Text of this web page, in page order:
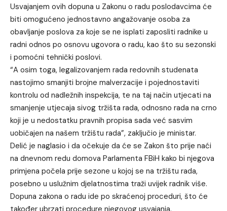
Usvajanjem ovih dopuna u Zakonu o radu poslodavcima će
biti omogućeno jednostavno angažovanje osoba za
obavljanje poslova za koje se ne isplati zaposliti radnike u
radni odnos po osnovu ugovora o radu, kao što su sezonski
i pomoćni tehnički poslovi.
“A osim toga, legalizovanjem rada redovnih studenata
nastojimo smanjiti brojne malverzacije i pojednostaviti
kontrolu od nadležnih inspekcija, te na taj način utjecati na
smanjenje utjecaja sivog tržišta rada, odnosno rada na crno
koji je u nedostatku pravnih propisa sada već sasvim
uobičajen na našem tržištu rada”, zaključio je ministar.
Delić je naglasio i da očekuje da će se Zakon što prije naći
na dnevnom redu domova Parlamenta FBiH kako bi njegova
primjena počela prije sezone u kojoj se na tržištu rada,
posebno u uslužnim djelatnostima traži uvijek radnik više.
Dopuna zakona o radu ide po skraćenoj proceduri, što će